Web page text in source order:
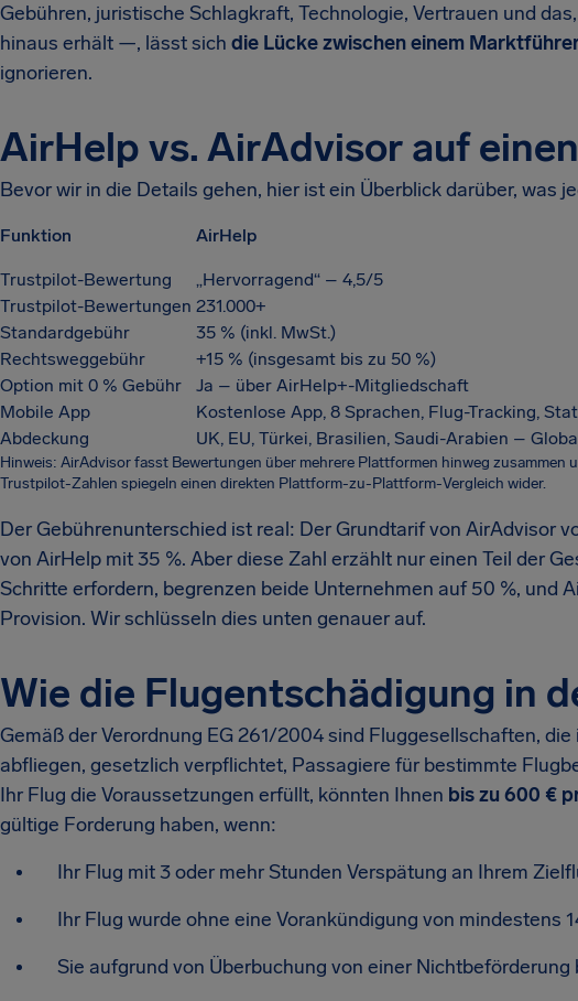
Gebühren, juristische Schlagkraft, Technologie, Vertrauen und
hinaus erhält —, lässt sich die Lücke zwischen einem
ignorieren.
AirHelp vs. AirAdvisor auf
Bevor wir in die Details gehen, hier ist ein Überblick darüber, was
Funktion AirHelp
Trustpilot-Bewertung „Hervorragend“ – 4,5/5
Trustpilot-Bewertungen 231.000+
Standardgebühr
35 % (inkl. MwSt.)
Rechtsweggebühr
+15 % (insgesamt bis zu 50 %)
Option mit 0 % Gebühr
Ja – über AirHelp+-Mitgliedschaft
Mobile App
Kostenlose App, 8 Sprachen, Flug-Tracking,
Abdeckung
UK, EU, Türkei, Brasilien, Saudi-Arabien –
Hinweis: AirAdvisor fasst Bewertungen über mehrere Plattformen hinweg zusammen
Trustpilot-Zahlen spiegeln einen direkten Plattform-zu-Plattform-Vergleich wider.
Der Gebührenunterschied ist real: Der Grundtarif von AirAdvisor
von AirHelp mit 35 %. Aber diese Zahl erzählt nur einen Teil der
Schritte erfordern, begrenzen beide Unternehmen auf 50 %, und
Provision. Wir schlüsseln dies unten genauer auf.
Wie die Flugentschädigung in
Gemäß der Verordnung EG 261/2004 sind Fluggesellschaften,
abfliegen, gesetzlich verpflichtet, Passagiere für bestimmte
Ihr Flug die Voraussetzungen erfüllt, könnten Ihnen bis zu 600 €
gültige Forderung haben, wenn:
Ihr Flug mit 3 oder mehr Stunden Verspätung an Ihrem
Ihr Flug wurde ohne eine Vorankündigung von mindestens
Sie aufgrund von Überbuchung von einer